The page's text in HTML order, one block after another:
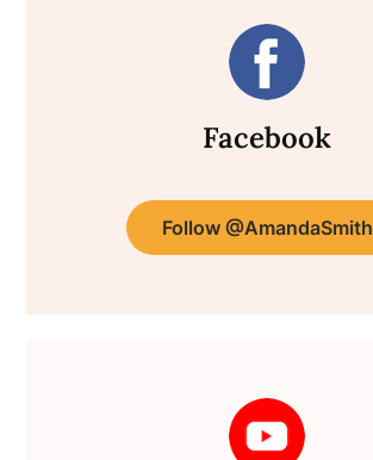
Facebook
Follow @AmandaSmith